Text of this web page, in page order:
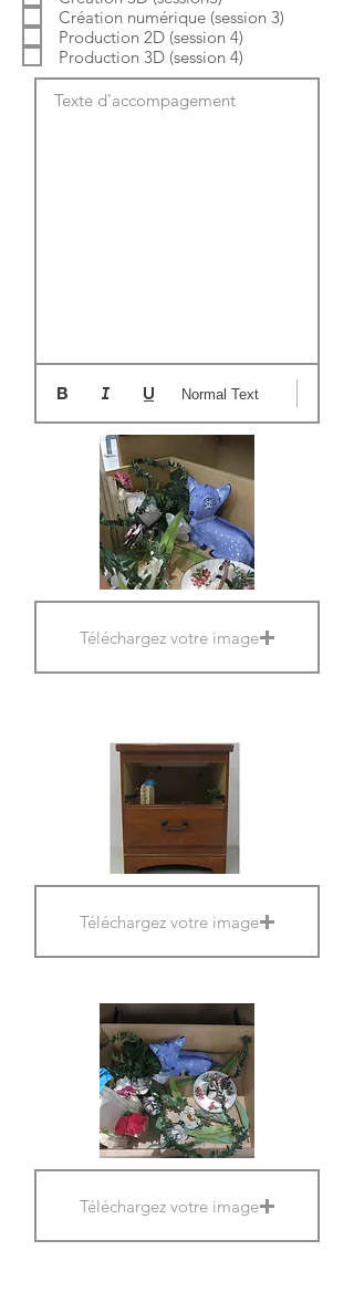
Création numérique (session 3)
Production 2D (session 4)
Production 3D (session 4)
Texte d'accompagement
Normal Text
Téléchargez votre image
Téléchargez votre image
Téléchargez votre image